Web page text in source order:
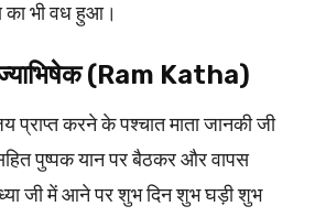
का भी वध हुआ।
(Ram Katha)
प्राप्त करने के पश्चात माता जानकी जी
पुष्पक यान पर बैठकर और वापस
जी में आने पर शुभ दिन शुभ घड़ी शुभ